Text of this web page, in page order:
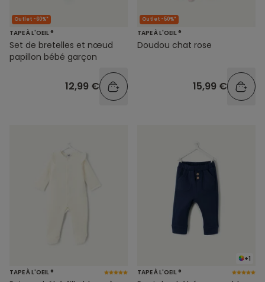
Outlet -60%*
TAPE À L'OEIL ®
Set de bretelles et nœud
papillon bébé garçon
12,99 €
Outlet -50%*
TAPE À L'OEIL ®
Doudou chat rose
15,99 €
TAPE À L'OEIL ®
+1
TAPE À L'OEIL ®